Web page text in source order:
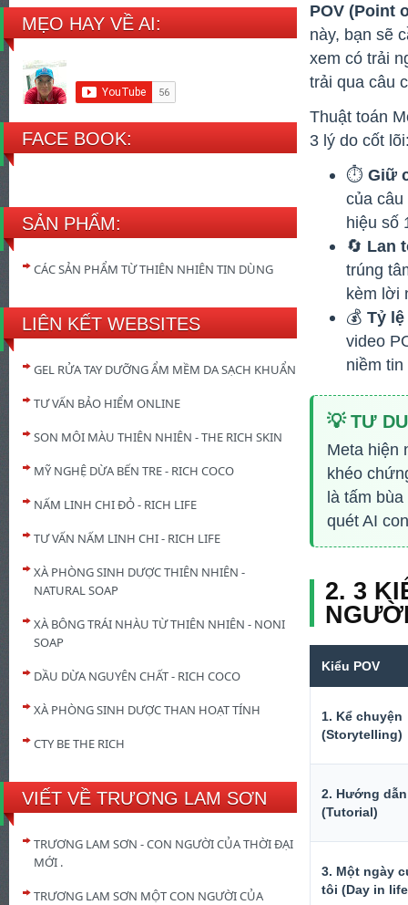
MẸO HAY VỀ AI:
FACE BOOK:
SẢN PHẨM:
CÁC SẢN PHẨM TỪ THIÊN NHIÊN TIN DÙNG
LIÊN KẾT WEBSITES
GEL RỬA TAY DƯỠNG ẨM MỀM DA SẠCH KHUẨN
TƯ VẤN BẢO HIỂM ONLINE
SON MÔI MÀU THIÊN NHIÊN - THE RICH SKIN
MỸ NGHỆ DỪA BẾN TRE - RICH COCO
NẤM LINH CHI ĐỎ - RICH LIFE
TƯ VẤN NẤM LINH CHI - RICH LIFE
XÀ PHÒNG SINH DƯỢC THIÊN NHIÊN -
NATURAL SOAP
XÀ BÔNG TRÁI NHÀU TỪ THIÊN NHIÊN - NONI
SOAP
DẦU DỪA NGUYÊN CHẤT - RICH COCO
XÀ PHÒNG SINH DƯỢC THAN HOẠT TÍNH
CTY BE THE RICH
VIẾT VỀ TRƯƠNG LAM SƠN
TRƯƠNG LAM SƠN - CON NGƯỜI CỦA THỜI ĐẠI
MỚI .
TRƯƠNG LAM SƠN MỘT CON NGƯỜI CỦA
POV (Point
này, bạn sẽ
xem có trải
trải qua câu
Thuật toán
3 lý do cốt
⏱️ Giữ
của
hiệu số
🔄 Lan
trúng
kèm lời
💰 Tỷ
video
niềm
💡 TƯ
Meta hiện
khéo
là tấm
quét AI
2. 3
Kiểu POV
1. Kể chuyện
(Storytelling)
2. Hướng dẫn
(Tutorial)
3. Một ngày
tôi (Day in